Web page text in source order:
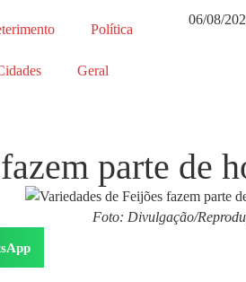
Política
Geral
06/08/
parte de
Foto: Divulgação/